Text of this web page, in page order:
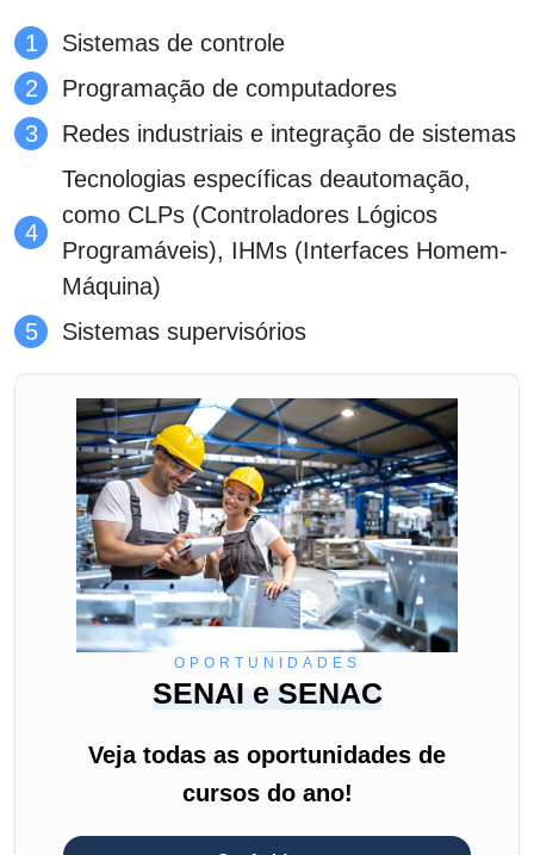
Sistemas de controle
Programação de computadores
Redes industriais e integração de sistemas
Tecnologias específicas deautomação,
como CLPs (Controladores Lógicos
Programáveis), IHMs (Interfaces Homem-
Máquina)
Sistemas supervisórios
OPORTUNIDADES
SENAI e SENAC
Veja todas as oportunidades de
cursos do ano!